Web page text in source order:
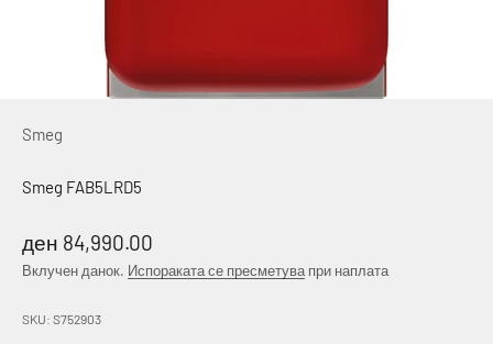
Smeg
Smeg FAB5LRD5
Намалена цена
ден 84,990.00
Вклучен данок. Испораката се пресметува при наплата
SKU: S752903